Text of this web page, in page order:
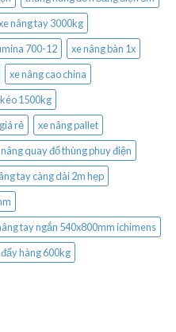
nâng tay 3000kg
700-12
xe nâng bàn 1x
xe nâng cao china
1500kg
rẻ
xe nâng pallet
quay đổ thùng phuy điện
tay càng dài 2m hẹp
tay ngắn 540x800mm ichimens
hàng 600kg